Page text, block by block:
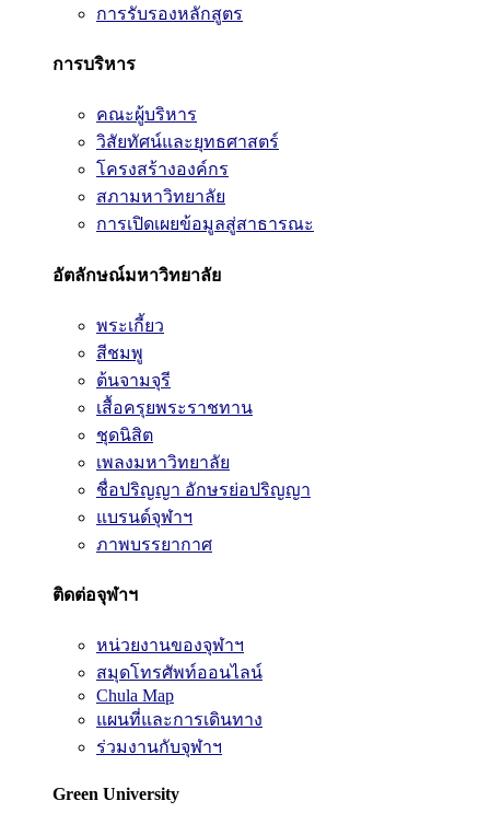
การรับรองหลักสูตร
การบริหาร
คณะผู้บริหาร
วิสัยทัศน์และยุทธศาสตร์
โครงสร้างองค์กร
สภามหาวิทยาลัย
การเปิดเผยข้อมูลสู่สาธารณะ
อัตลักษณ์มหาวิทยาลัย
พระเกี้ยว
สีชมพู
ต้นจามจุรี
เสื้อครุยพระราชทาน
ชุดนิสิต
เพลงมหาวิทยาลัย
ชื่อปริญญา อักษรย่อปริญญา
แบรนด์จุฬาฯ
ภาพบรรยากาศ
ติดต่อจุฬาฯ
หน่วยงานของจุฬาฯ
สมุดโทรศัพท์ออนไลน์
Chula Map
แผนที่และการเดินทาง
ร่วมงานกับจุฬาฯ
Green University